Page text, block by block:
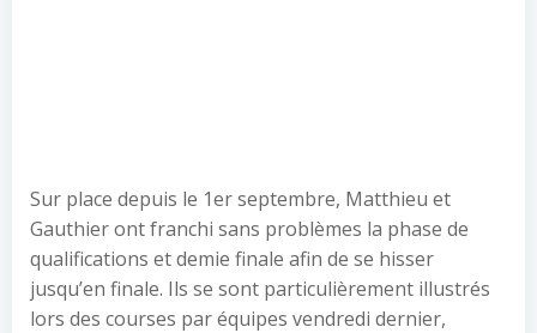
Sur place depuis le 1er septembre, Matthieu et
Gauthier ont franchi sans problèmes la phase de
qualifications et demie finale afin de se hisser
jusqu’en finale. Ils se sont particulièrement illustrés
lors des courses par équipes vendredi dernier,